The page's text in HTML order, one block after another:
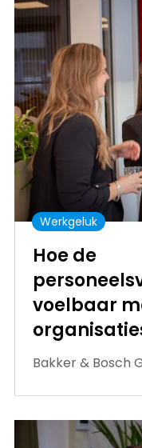
Werkgeluk
Hoe de
voelbaar
Bakker & Bosch